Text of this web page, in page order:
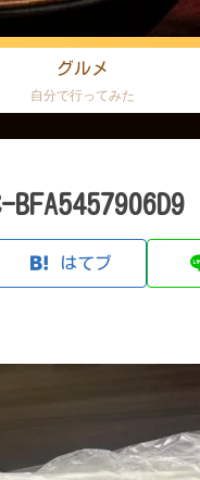
グルメ
自分で行ってみた
BFA5457906D9
はてブ